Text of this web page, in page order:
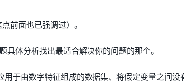
前面也已强调过）。
体分析找出最适合解决你的问题的那个。
用于由数字特征组成的数据集、将假定变量之间